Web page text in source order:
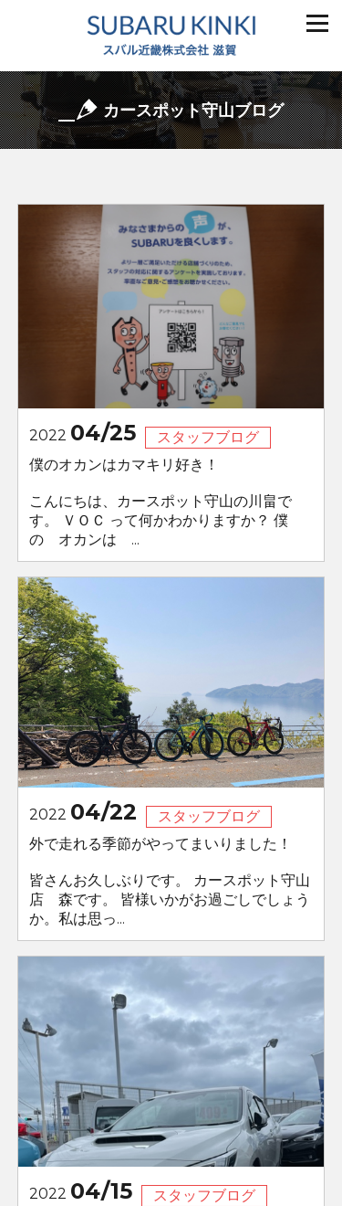
カースポット守山ブログ
2022 04/25
スタッフブログ
僕のオカンはカマキリ好き！
こんにちは、カースポット守山の川畠で
す。 ＶＯＣ って何かわかりますか？ 僕
の オカンは ...
2022 04/22
スタッフブログ
外で走れる季節がやってまいりました！
皆さんお久しぶりです。 カースポット守山
店 森です。 皆様いかがお過ごしでしょう
か。私は思っ...
2022 04/15
スタッフブログ